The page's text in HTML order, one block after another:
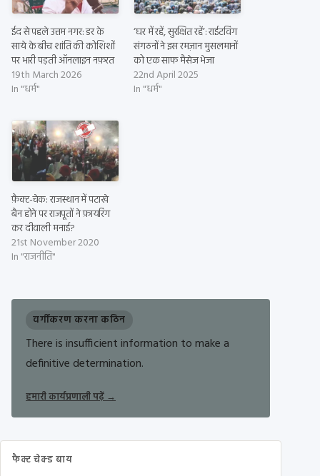
ईद से पहले उत्तम नगर: डर के
साये के बीच शांति की कोशिशों
पर भारी पड़ती ऑनलाइन नफ़रत
19th March 2026
In "धर्म"
‘घर में रहें, सुरक्षित रहें’: राईटविंग
संगठनों ने इस रमज़ान मुसलमानों
को एक साफ मैसेज भेजा
22nd April 2025
In "धर्म"
फ़ैक्ट-चेक: राजस्थान में पटाखे
बैन होने पर राजपूतों ने फ़ायरिंग
कर दीवाली मनाई?
21st November 2020
In "राजनीति"
वर्गीकरण करना कठिन
There is insufficient information to make a
definitive determination.
हमारी कार्यप्रणाली पढ़ें→
फैक्ट चेक्ड बाय